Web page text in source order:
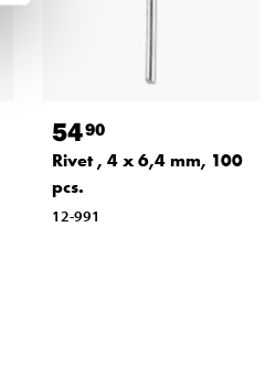
5490
Rivet , 4 x 6,4 mm, 100
pcs.
12-991